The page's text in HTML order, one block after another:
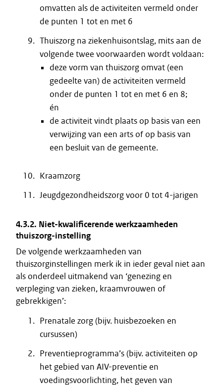
omvatten als de activiteiten vermeld onder
de punten 1 tot en met 6
Thuiszorg na ziekenhuisontslag, mits aan de
volgende twee voorwaarden wordt voldaan:
deze vorm van thuiszorg omvat (een
gedeelte van) de activiteiten vermeld
onder de punten 1 tot en met 6 en 8;
én
de activiteit vindt plaats op basis van een
verwijzing van een arts of op basis van
een besluit van de gemeente.
Kraamzorg
Jeugdgezondheidszorg voor 0 tot 4-jarigen
4.3.2. Niet-kwalificerende werkzaamheden
thuiszorg-instelling
De volgende werkzaamheden van
thuiszorginstellingen merk ik in ieder geval niet aan
als onderdeel uitmakend van ‘genezing en
verpleging van zieken, kraamvrouwen of
gebrekkigen’:
Prenatale zorg (bijv. huisbezoeken en
cursussen)
Preventieprogramma’s (bijv. activiteiten op
het gebied van AIV-preventie en
voedingsvoorlichting, het geven van